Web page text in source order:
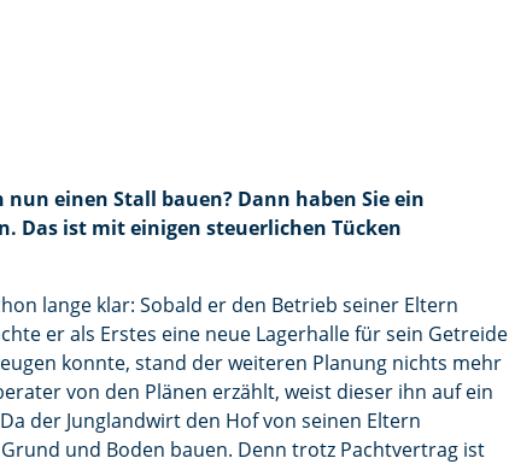
einen Stall bauen? Dann haben Sie ein
Das ist mit einigen steuerlichen Tücken
lange klar: Sobald er den Betrieb seiner Eltern
er als Erstes eine neue Lagerhalle für sein Getreide
konnte, stand der weiteren Planung nichts mehr
von den Plänen erzählt, weist dieser ihn auf ein
der Junglandwirt den Hof von seinen Eltern
und Boden bauen. Denn trotz Pachtvertrag ist